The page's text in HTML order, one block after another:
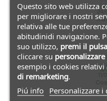
Questo sito web utilizza
per migliorare i nostri
relativa alle tue
abitudinidi navigazione.
suo utilizzo, premi il
cliccare su
esempio i cookies relativi
di remarketing.
Piú info Personalizzare i